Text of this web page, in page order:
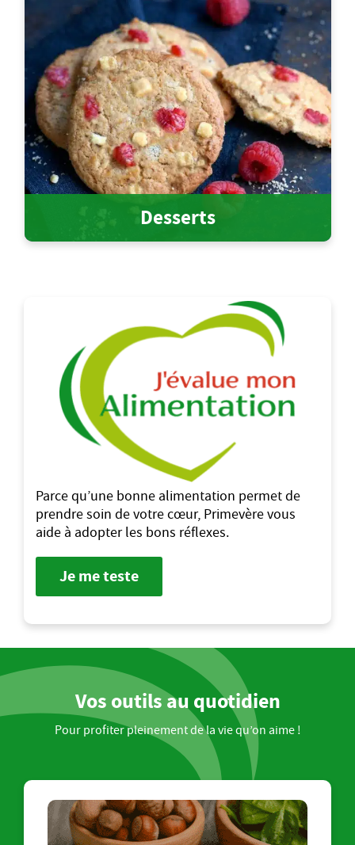
Desserts
Parce qu’une bonne alimentation permet de
prendre soin de votre cœur, Primevère vous
aide à adopter les bons réflexes.
Je me teste
Vos outils au quotidien
Pour profiter pleinement de la vie qu’on aime !